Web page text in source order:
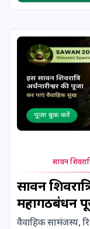
18 August, 2026
18 August, 2026
19 August, 2026
20 August, 2026
24 August, 2026
24 August, 2026
सावन
सावन
महागठबंधन
वैवाहिक सामंजस्य,